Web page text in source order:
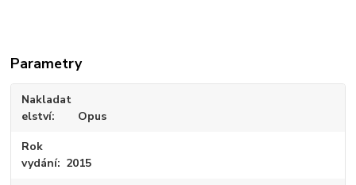
Parametry
Nakladat
elství
Opus
Rok
vydání
2015